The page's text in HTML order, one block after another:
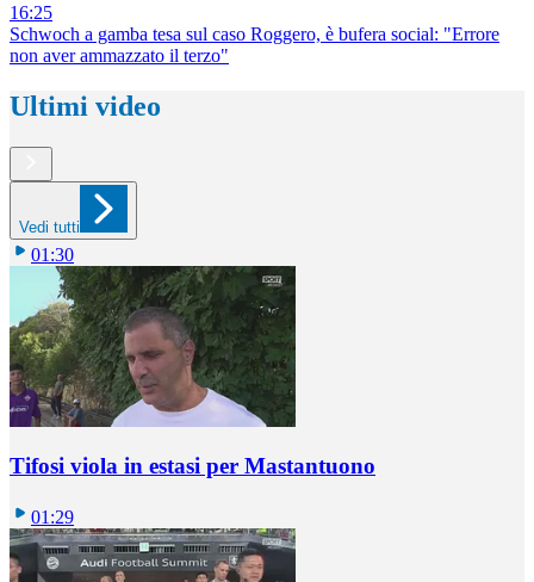
16:25
Schwoch a gamba tesa sul caso Roggero, è bufera social: "Errore
non aver ammazzato il terzo"
Ultimi video
Vedi tutti
01:30
Tifosi viola in estasi per Mastantuono
01:29